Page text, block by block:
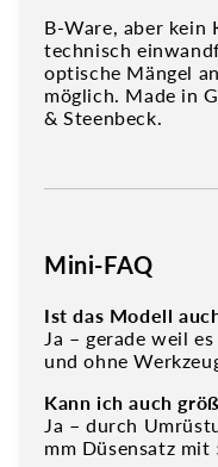
B-Ware, aber kein
technisch
optische Mängel
möglich. Made in
& Steenbeck.
Mini-FAQ
Ist das Modell
Ja – gerade weil
und ohne
Kann ich auch
Ja – durch
mm Düsensatz mit